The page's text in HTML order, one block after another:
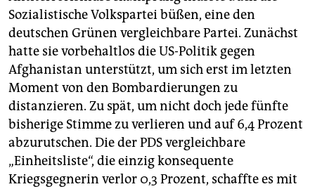
Sozialistische Volkspartei büßen, eine den
deutschen Grünen vergleichbare Partei. Zunächst
hatte sie vorbehaltlos die US-Politik gegen
Afghanistan unterstützt, um sich erst im letzten
Moment von den Bombardierungen zu
distanzieren. Zu spät, um nicht doch jede fünfte
bisherige Stimme zu verlieren und auf 6,4 Prozent
abzurutschen. Die der PDS vergleichbare
„Einheitsliste“, die einzig konsequente
Kriegsgegnerin verlor 0,3 Prozent, schaffte es mit